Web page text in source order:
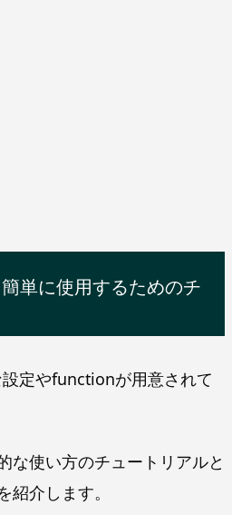
単に使用するためのチ
定やfunctionが用意されて
な使い方のチュートリアルと
紹介します。